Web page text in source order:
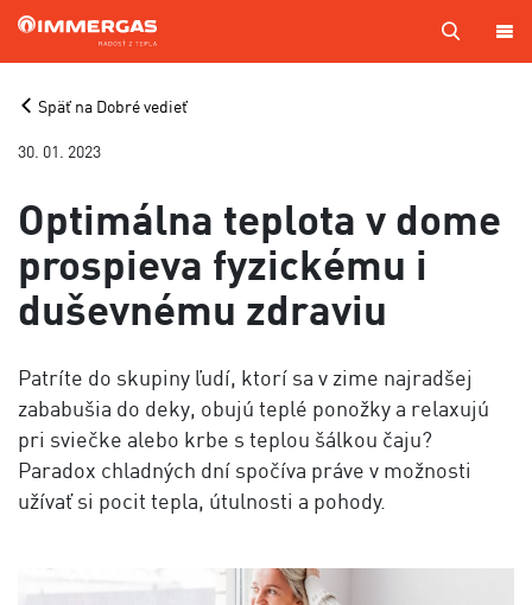
PRODUKTY
KOTOL
SERVIS
CENNÍKY
TECHNIKOV
VÝROBA
KONTAKTY
Späť na Dobré vedieť
30. 01. 2023
Optimálna teplota v dome
prospieva fyzickému i
duševnému zdraviu
Patríte do skupiny ľudí, ktorí sa v zime najradšej
zababušia do deky, obujú teplé ponožky a relaxujú
pri sviečke alebo krbe s teplou šálkou čaju?
Paradox chladných dní spočíva práve v možnosti
užívať si pocit tepla, útulnosti a pohody.